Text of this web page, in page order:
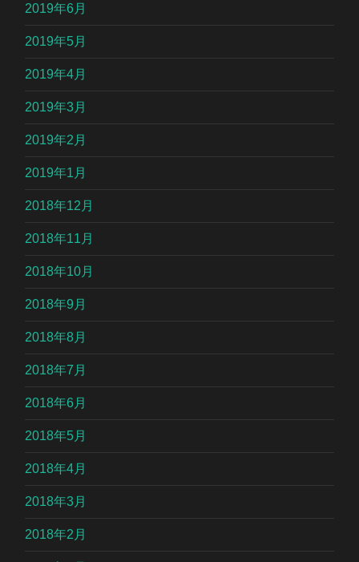
2019年6月
2019年5月
2019年4月
2019年3月
2019年2月
2019年1月
2018年12月
2018年11月
2018年10月
2018年9月
2018年8月
2018年7月
2018年6月
2018年5月
2018年4月
2018年3月
2018年2月